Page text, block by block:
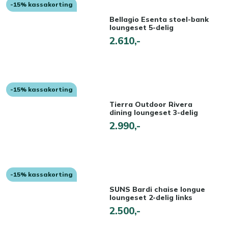
-15% kassakorting
Bellagio Esenta stoel-bank
loungeset 5-delig
2.610,-
-15% kassakorting
Tierra Outdoor Rivera
dining loungeset 3-delig
2.990,-
-15% kassakorting
SUNS Bardi chaise longue
loungeset 2-delig links
2.500,-